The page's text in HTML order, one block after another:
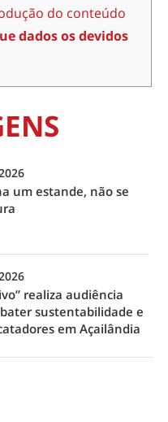
do conteúdo
dados os devidos
um estande, não se
realiza audiência
sustentabilidade e
em Açailândia